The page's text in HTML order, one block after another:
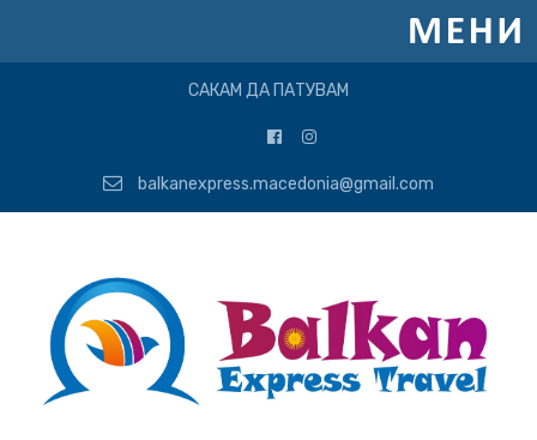
САКАМ ДА ПАТУВАМ
balkanexpress.macedonia@gmail.com